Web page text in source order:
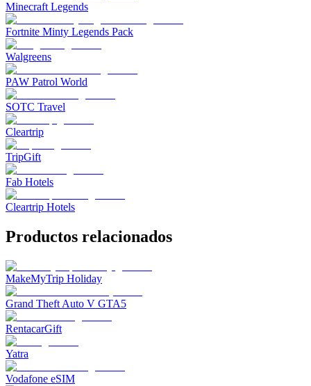
Minecraft Legends
Fortnite Minty Legends Pack
Walgreens
PAW Patrol World
SOTC Travel
Cleartrip
TripGift
Fab Hotels
Cleartrip Hotels
Productos relacionados
MakeMyTrip Holiday
Grand Theft Auto V GTA5
RentacarGift
Yatra
Vodafone eSIM